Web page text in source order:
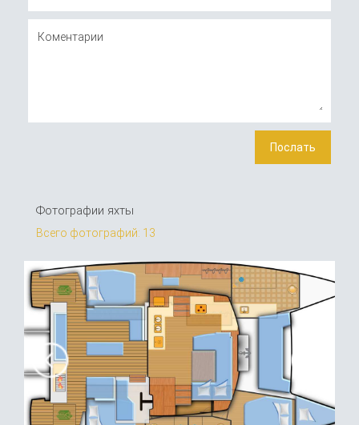
Фотографии яхты
Всего фотографий: 13